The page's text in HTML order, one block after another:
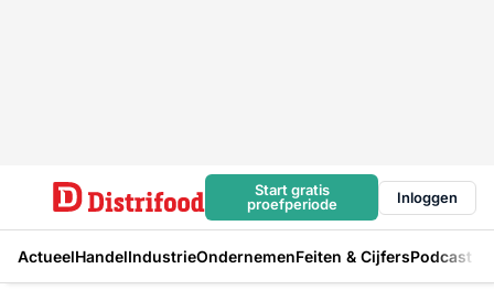
Start gratis
proefperiode
Inloggen
ActueelHandelIndustrieOndernemenFeiten & CijfersPodcast